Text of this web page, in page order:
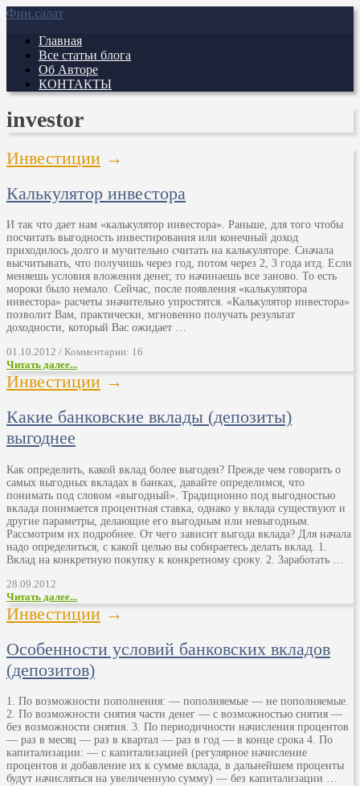
Фин.салат
Главная
Все статьи блога
Об Авторе
КОНТАКТЫ
investor
Инвестиции →
Калькулятор инвестора
И так что дает нам «калькулятор инвестора». Раньше, для того чтобы
посчитать выгодность инвестирования или конечный доход
приходилось долго и мучительно считать на калькуляторе. Сначала
высчитывать, что получишь через год, потом через 2, 3 года итд. Если
меняешь условия вложения денег, то начинаешь все заново. То есть
мороки было немало. Сейчас, после появления «калькулятора
инвестора» расчеты значительно упростятся. «Калькулятор инвестора»
позволит Вам, практически, мгновенно получать результат
доходности, который Вас ожидает …
01.10.2012 / Комментарии: 16
Читать далее...
Инвестиции →
Какие банковские вклады (депозиты)
выгоднее
Как определить, какой вклад более выгоден? Прежде чем говорить о
самых выгодных вкладах в банках, давайте определимся, что
понимать под словом «выгодный». Традиционно под выгодностью
вклада понимается процентная ставка, однако у вклада существуют и
другие параметры, делающие его выгодным или невыгодным.
Рассмотрим их подробнее. От чего зависит выгода вклада? Для начала
надо определиться, с какой целью вы собираетесь делать вклад. 1.
Вклад на конкретную покупку к конкретному сроку. 2. Заработать …
28.09.2012
Читать далее...
Инвестиции →
Особенности условий банковских вкладов
(депозитов)
1. По возможности пополнения: — пополняемые — не пополняемые.
2. По возможности снятия части денег — с возможностью снятия —
без возможности снятия. 3. По периодичности начисления процентов
— раз в месяц — раз в квартал — раз в год — в конце срока 4. По
капитализации: — с капитализацией (регулярное начисление
процентов и добавление их к сумме вклада, в дальнейшем проценты
будут начисляться на увеличенную сумму) — без капитализации …